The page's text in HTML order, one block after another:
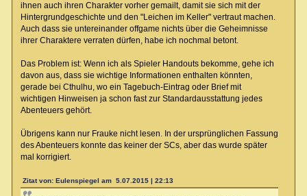
ihnen auch ihren Charakter vorher gemailt, damit sie sich mit der
Hintergrundgeschichte und den "Leichen im Keller" vertraut machen.
Auch dass sie untereinander offgame nichts über die Geheimnisse
ihrer Charaktere verraten dürfen, habe ich nochmal betont.
Das Problem ist: Wenn ich als Spieler Handouts bekomme, gehe ich
davon aus, dass sie wichtige Informationen enthalten könnten,
gerade bei Cthulhu, wo ein Tagebuch-Eintrag oder Brief mit
wichtigen Hinweisen ja schon fast zur Standardausstattung jedes
Abenteuers gehört.
Übrigens kann nur Frauke nicht lesen. In der ursprünglichen Fassung
des Abenteuers konnte das keiner der SCs, aber das wurde später
mal korrigiert.
Zitat von: Eulenspiegel am 5.07.2015 | 22:13